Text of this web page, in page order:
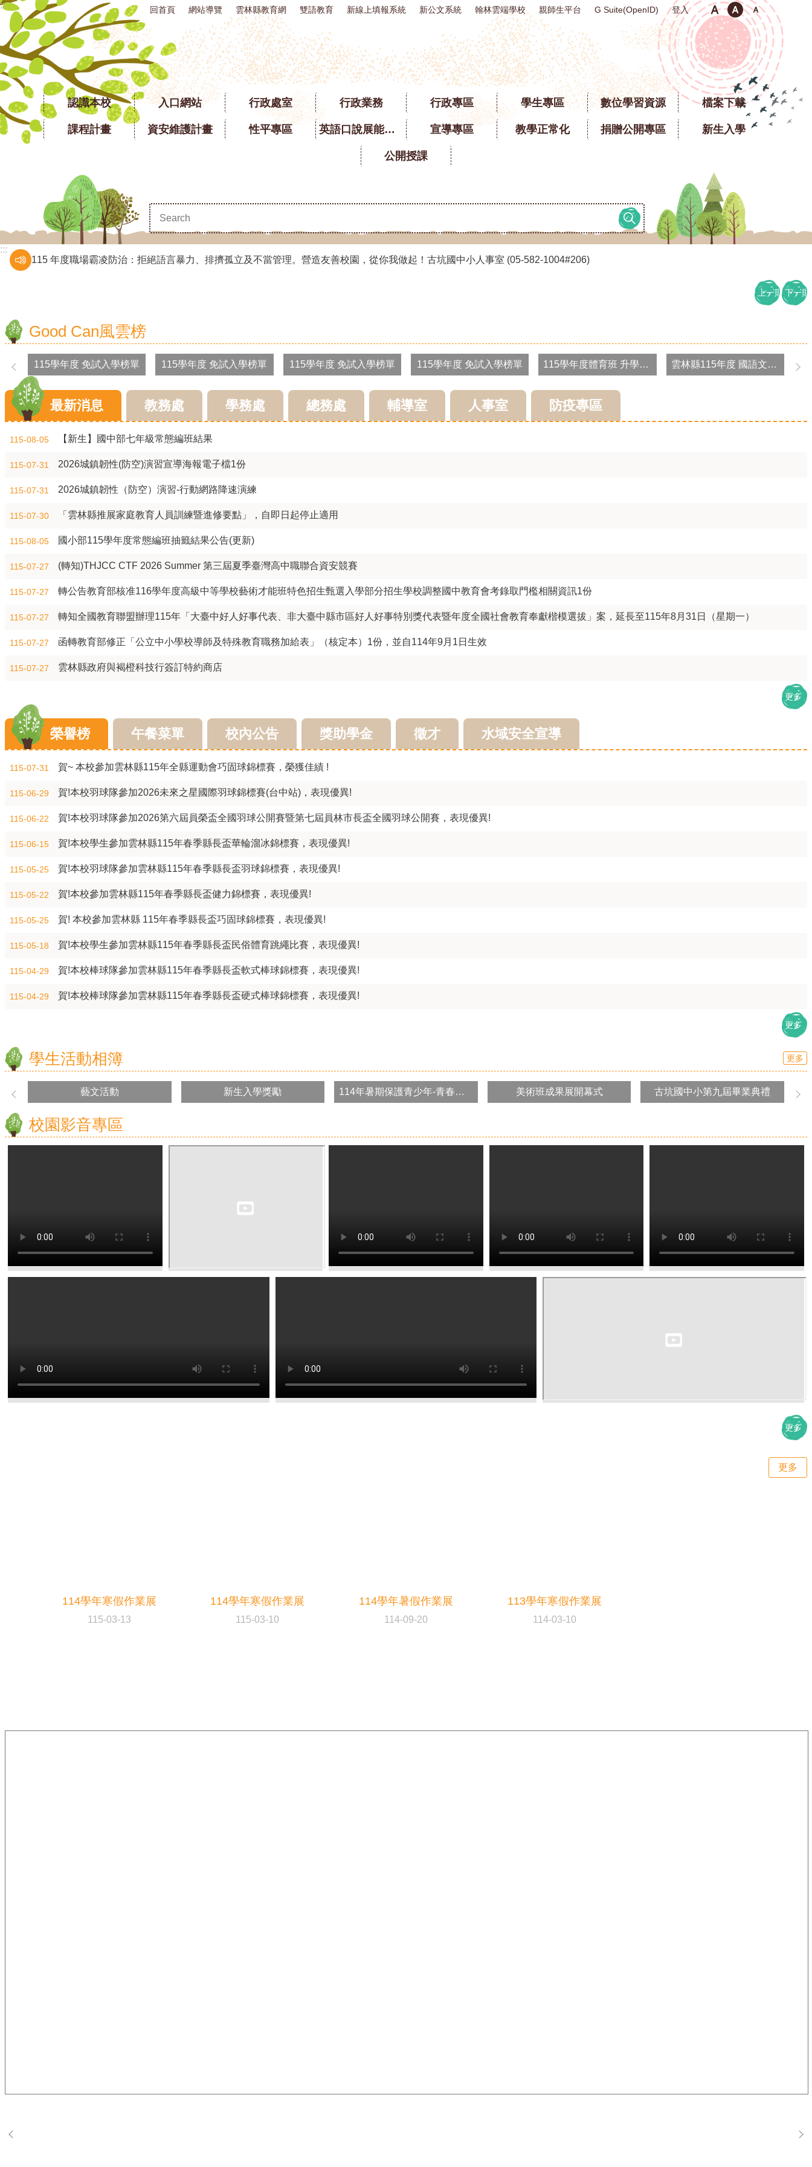
跳到主要內容區塊
::: 回首頁 網站導覽 雲林縣教育網 雙語教育 新線上填報系統 新公文系統 翰林雲端學校 親師生平台 G Suite(OpenID) 登入
認識本校 入口網站 行政處室 行政業務 行政專區 學生專區 數位學習資源 檔案下載
課程計畫 資安維護計畫 性平專區 英語口說展能專區 宣導專區 教學正常化 捐贈公開專區 新生入學
公開授課
:::
115 年度職場霸凌防治：拒絕語言暴力、排擠孤立及不當管理。營造友善校園，從你我做起！古坑國中小人事室 (05-582-1004#206)
品德教育宣導 見到長輩問聲好，以禮待人做得好。認真負責知進取。尊重他人，輕聲待人。口說好話，心想好意，身行好事、心存感恩。服務別人並不難，一顆愛心，撒向四方。勇於面對問題，從失敗中找尋改進的方法。面對困難和阻礙，用寬諒和樂的心來對待。做好自己的事，讓父母放心。多一點關心、多一點溫馨。團結合作力量大。
(一) 「不分顏色，不分黨派，行政中立在於心中的那把公正尺。考試院公務人員保障暨培訓委員會提醒您。」 (二) 「公務人員行政中立，國家進步的動力。考試院公務人員保障暨培訓委員會提醒您。」
拒絕兒少接觸酒品、檳榔、毒品等危害身心健康物質及涉足危害身心健康之場所，張麗善縣長需要你我一同守護兒少健康❤
互傳裸露私密照已觸法，拒絕兒少性剝削，不拍、不持有、不下載、不分享，保護你和我
8月10日14:30至15:00防空演習行網降速演練，請預為因應，詳洽NCC官網
上一則下一則
Good Can風雲榜
115學年度 免試入學榜單 115學年度 免試入學榜單 115學年度 免試入學榜單 115學年度 免試入學榜單 115學年度體育班 升學榜單 雲林縣115年度 國語文比賽區賽
最新消息 教務處 學務處 總務處 輔導室 人事室 防疫專區
115-08-05 【新生】國中部七年級常態編班結果
115-07-31 2026城鎮韌性(防空)演習宣導海報電子檔1份
115-07-31 2026城鎮韌性（防空）演習-行動網路降速演練
115-07-30 「雲林縣推展家庭教育人員訓練暨進修要點」，自即日起停止適用
115-08-05 國小部115學年度常態編班抽籤結果公告(更新)
115-07-27 (轉知)THJCC CTF 2026 Summer 第三屆夏季臺灣高中職聯合資安競賽
115-07-27 轉公告教育部核准116學年度高級中等學校藝術才能班特色招生甄選入學部分招生學校調整國中教育會考錄取門檻相關資訊1份
115-07-27 轉知全國教育聯盟辦理115年「大臺中好人好事代表、非大臺中縣市區好人好事特別獎代表暨年度全國社會教育奉獻楷模選拔」案，延長至115年8月31日（星期一）
115-07-27 函轉教育部修正「公立中小學校導師及特殊教育職務加給表」（核定本）1份，並自114年9月1日生效
115-07-27 雲林縣政府與褐橙科技行簽訂特約商店
更多
榮譽榜 午餐菜單 校內公告 獎助學金 徵才 水域安全宣導
115-07-31 賀~ 本校參加雲林縣115年全縣運動會巧固球錦標賽，榮獲佳績 !
115-06-29 賀!本校羽球隊參加2026未來之星國際羽球錦標賽(台中站)，表現優異!
115-06-22 賀!本校羽球隊參加2026第六屆員榮盃全國羽球公開賽暨第七屆員林市長盃全國羽球公開賽，表現優異!
115-06-15 賀!本校學生參加雲林縣115年春季縣長盃華輪溜冰錦標賽，表現優異!
115-05-25 賀!本校羽球隊參加雲林縣115年春季縣長盃羽球錦標賽，表現優異!
115-05-22 賀!本校參加雲林縣115年春季縣長盃健力錦標賽，表現優異!
115-05-25 賀! 本校參加雲林縣 115年春季縣長盃巧固球錦標賽，表現優異!
115-05-18 賀!本校學生參加雲林縣115年春季縣長盃民俗體育跳繩比賽，表現優異!
115-04-29 賀!本校棒球隊參加雲林縣115年春季縣長盃軟式棒球錦標賽，表現優異!
115-04-29 賀!本校棒球隊參加雲林縣115年春季縣長盃硬式棒球錦標賽，表現優異!
更多
學生活動相簿
藝文活動 新生入學獎勵 114年暑期保護青少年-青春專案-學生假期體育育樂活動 美術班成果展開幕式 古坑國中小第九屆畢業典禮
更多
校園影音專區
更多
114學年寒假作業展
115-03-13
114學年寒假作業展
115-03-10
114學年暑假作業展
114-09-20
113學年寒假作業展
114-03-10
更多